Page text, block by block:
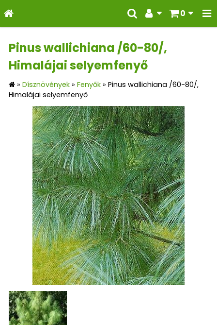
0
Pinus wallichiana /60-80/,
Himalájai selyemfenyő
» Dísznövények » Fenyők » Pinus wallichiana /60-80/,
Himalájai selyemfenyő